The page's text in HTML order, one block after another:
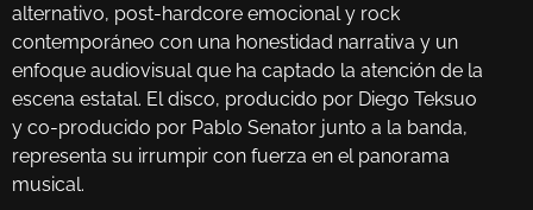
alternativo, post-hardcore emocional y rock
contemporáneo con una honestidad narrativa y un
enfoque audiovisual que ha captado la atención de la
escena estatal. El disco, producido por Diego Teksuo
y co-producido por Pablo Senator junto a la banda,
representa su irrumpir con fuerza en el panorama
musical.